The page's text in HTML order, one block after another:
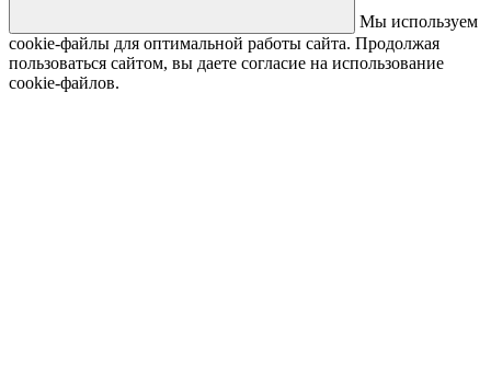
Мы используем
cookie-файлы для оптимальной работы сайта. Продолжая
пользоваться сайтом, вы даете согласие на использование
cookie-файлов.